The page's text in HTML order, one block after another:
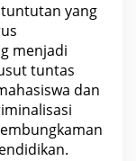
yang
menjadi
tuntas
dan